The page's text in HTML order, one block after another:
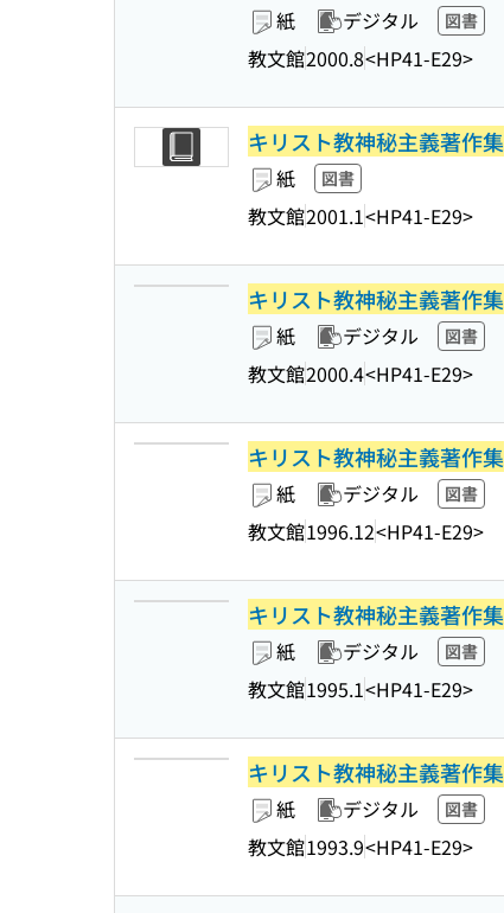
紙 デジタル 図書
教文館2000.8<HP41-E29>
キリスト教神秘主義著作集
紙 図書
教文館2001.1<HP41-E29>
キリスト教神秘主義著作集
紙 デジタル 図書
教文館2000.4<HP41-E29>
キリスト教神秘主義著作集
紙 デジタル 図書
教文館1996.12<HP41-E29>
キリスト教神秘主義著作集
紙 デジタル 図書
教文館1995.1<HP41-E29>
キリスト教神秘主義著作集
紙 デジタル 図書
教文館1993.9<HP41-E29>